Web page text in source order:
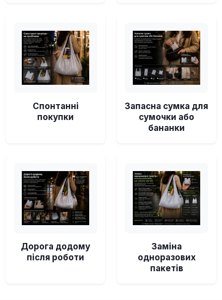
Спонтанні
покупки
Запасна сумка для
сумочки або
бананки
Дорога додому
після роботи
Заміна
одноразових
пакетів